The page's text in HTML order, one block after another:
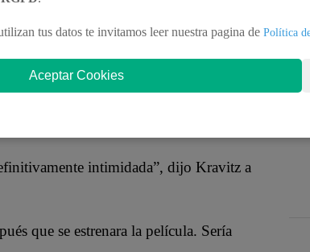
con los dos personajes haciendo de
quien está asesinando a personajes de
por cómo será la respuesta del público.
intimidada”, dijo Kravitz a
que se estrenara la película. Sería
tus datos te invitamos leer nuestra pagina de Política
Aceptar Cookies